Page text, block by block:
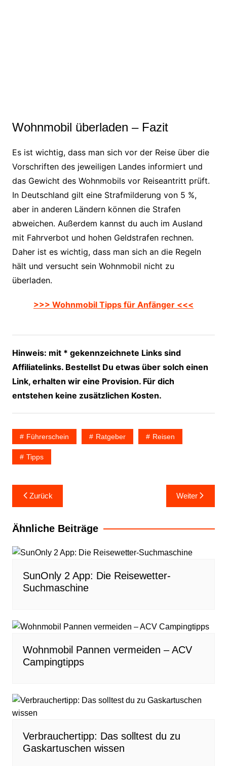
Wohnmobil überladen – Fazit
Es ist wichtig, dass man sich vor der Reise über die
Vorschriften des jeweiligen Landes informiert und
das Gewicht des Wohnmobils vor Reiseantritt prüft.
In Deutschland gilt eine Strafmilderung von 5 %,
aber in anderen Ländern können die Strafen
abweichen. Außerdem kannst du auch im Ausland
mit Fahrverbot und hohen Geldstrafen rechnen.
Daher ist es wichtig, dass man sich an die Regeln
hält und versucht sein Wohnmobil nicht zu
überladen.
>>> Wohnmobil Tipps für Anfänger <<<
Hinweis: mit * gekennzeichnete Links sind
Affiliatelinks. Bestellst Du etwas über solch einen
Link, erhalten wir eine Provision. Für dich
entstehen keine zusätzlichen Kosten.
Führerschein Ratgeber Reisen
Tipps
Beitragsnavigation
Zurück Weiter
Ähnliche Beiträge
SunOnly 2 App: Die Reisewetter-
Suchmaschine
Wohnmobil Pannen vermeiden – ACV
Campingtipps
Verbrauchertipp: Das solltest du zu
Gaskartuschen wissen